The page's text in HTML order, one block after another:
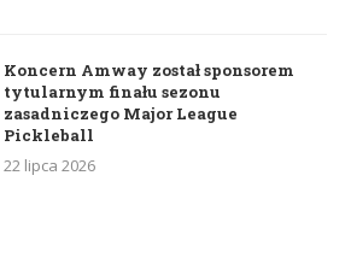
Koncern Amway został sponsorem
tytularnym finału sezonu
zasadniczego Major League
Pickleball
22 lipca 2026